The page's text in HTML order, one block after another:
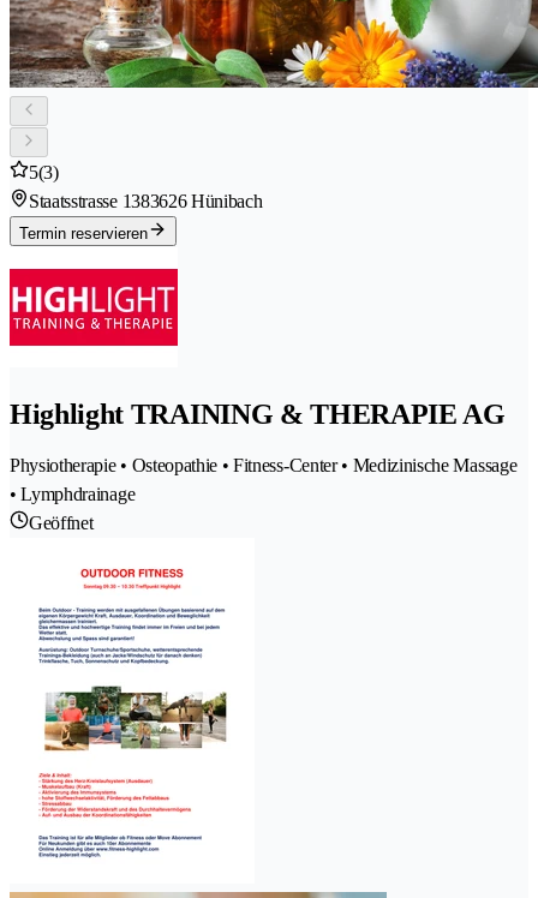
5(3)
Staatsstrasse 1383626 Hünibach
Termin reservieren
Highlight TRAINING & THERAPIE AG
Physiotherapie • Osteopathie • Fitness-Center • Medizinische Massage
• Lymphdrainage
Geöffnet